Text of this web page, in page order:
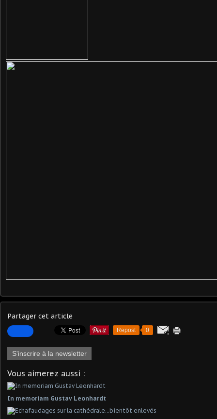
Partager cet article
Repost 0
S'inscrire à la newsletter
Vous aimerez aussi :
In memoriam Gustav Leonhardt